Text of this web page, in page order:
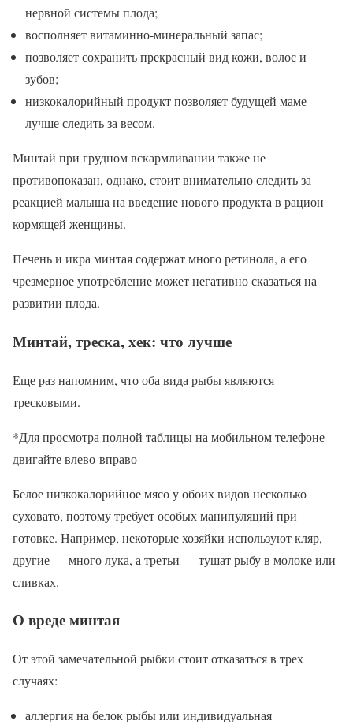
нервной системы плода;
восполняет витаминно-минеральный запас;
позволяет сохранить прекрасный вид кожи, волос и
зубов;
низкокалорийный продукт позволяет будущей маме
лучше следить за весом.
Минтай при грудном вскармливании также не
противопоказан, однако, стоит внимательно следить за
реакцией малыша на введение нового продукта в рацион
кормящей женщины.
Печень и икра минтая содержат много ретинола, а его
чрезмерное употребление может негативно сказаться на
развитии плода.
Минтай, треска, хек: что лучше
Еще раз напомним, что оба вида рыбы являются
тресковыми.
*Для просмотра полной таблицы на мобильном телефоне
двигайте влево-вправо
Белое низкокалорийное мясо у обоих видов несколько
суховато, поэтому требует особых манипуляций при
готовке. Например, некоторые хозяйки используют кляр,
другие — много лука, а третьи — тушат рыбу в молоке или
сливках.
О вреде минтая
От этой замечательной рыбки стоит отказаться в трех
случаях:
аллергия на белок рыбы или индивидуальная